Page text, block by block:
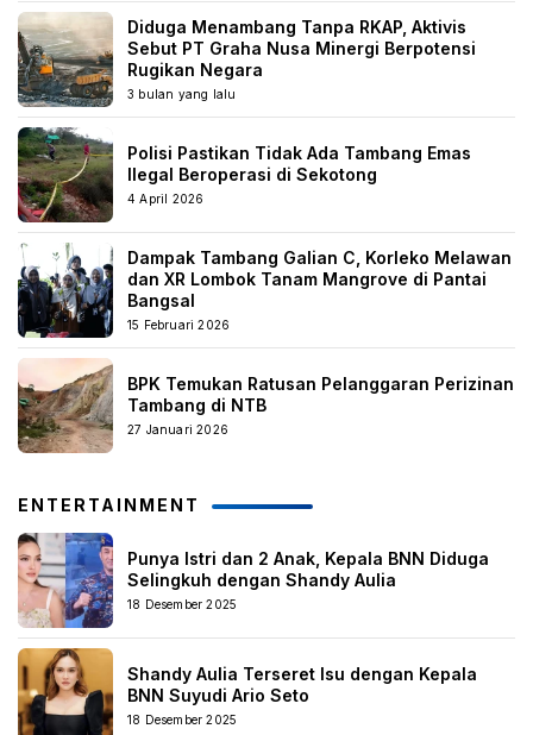
Diduga Menambang Tanpa RKAP, Aktivis
Sebut PT Graha Nusa Minergi Berpotensi
Rugikan Negara
3 bulan yang lalu
Polisi Pastikan Tidak Ada Tambang Emas
Ilegal Beroperasi di Sekotong
4 April 2026
Dampak Tambang Galian C, Korleko Melawan
dan XR Lombok Tanam Mangrove di Pantai
Bangsal
15 Februari 2026
BPK Temukan Ratusan Pelanggaran Perizinan
Tambang di NTB
27 Januari 2026
ENTERTAINMENT
Punya Istri dan 2 Anak, Kepala BNN Diduga
Selingkuh dengan Shandy Aulia
18 Desember 2025
Shandy Aulia Terseret Isu dengan Kepala
BNN Suyudi Ario Seto
18 Desember 2025